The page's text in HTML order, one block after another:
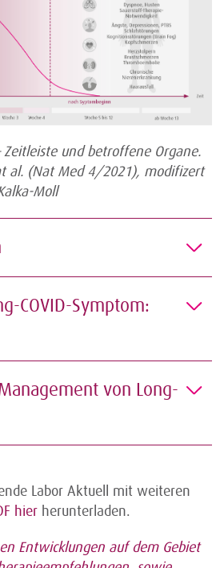
Zeitleiste und betroffene Organe.
al. (Nat Med 4/2021), modifizert
Moll
COVID-Symptom:
von Long-
Labor Aktuell mit weiteren
hier herunterladen.
Entwicklungen auf dem Gebiet